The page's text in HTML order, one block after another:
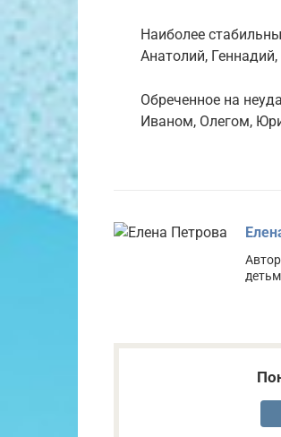
Наиболее
Анатолий,
Обреченное на
Иваном, Олегом,